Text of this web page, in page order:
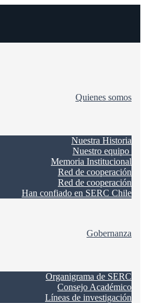
Quienes somos
Nuestra Historia
Nuestro equipo
Memoria Institucional
Red de cooperación
Red de cooperación
Han confiado en SERC Chile
Gobernanza
Organigrama de SERC
Consejo Académico
Líneas de investigación